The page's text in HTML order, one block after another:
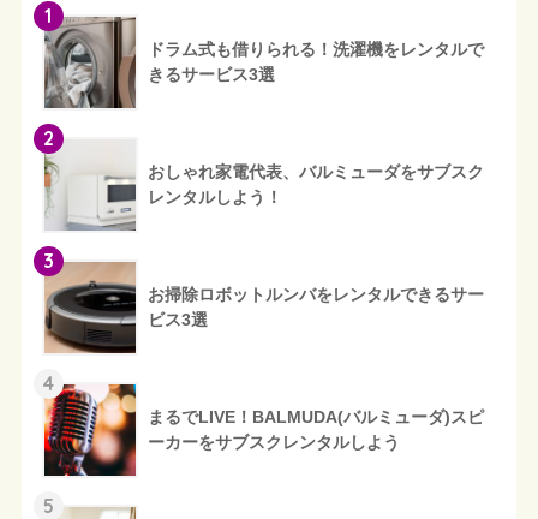
1
ドラム式も借りられる！洗濯機をレンタルで
きるサービス3選
2
おしゃれ家電代表、バルミューダをサブスク
レンタルしよう！
3
お掃除ロボットルンバをレンタルできるサー
ビス3選
4
まるでLIVE！BALMUDA(バルミューダ)スピ
ーカーをサブスクレンタルしよう
5